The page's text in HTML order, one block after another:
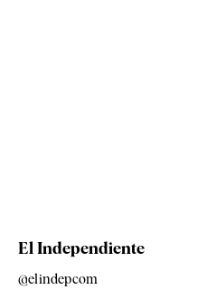
El Independiente
@elindepcom